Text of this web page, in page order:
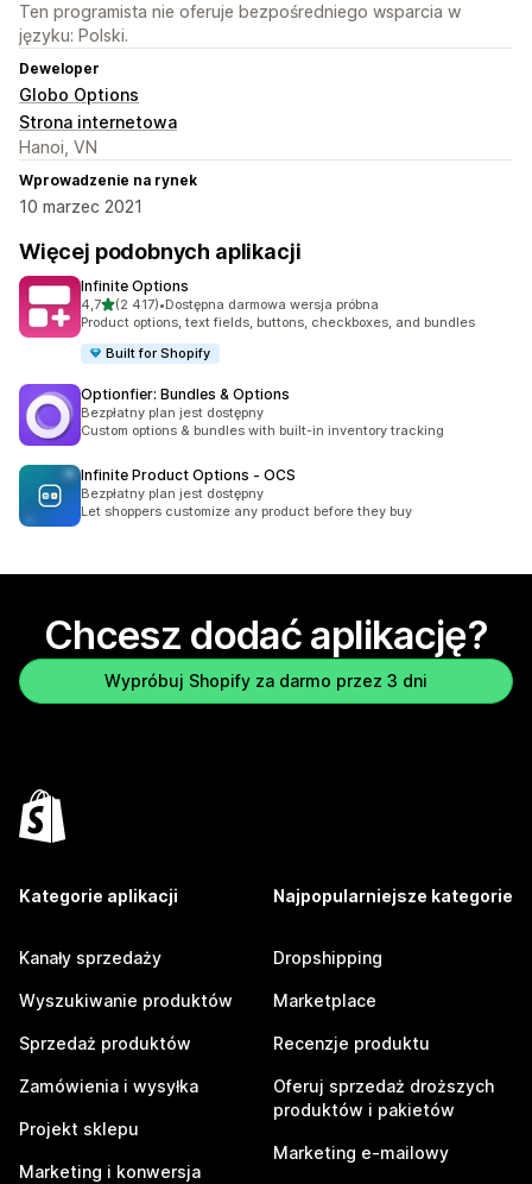
Ten programista nie oferuje bezpośredniego wsparcia w
języku: Polski.
Deweloper
Globo Options
Strona internetowa
Hanoi, VN
Wprowadzenie na rynek
10 marzec 2021
Więcej podobnych aplikacji
Infinite Options
4,7na 5 gwiazdek
(2 417)
Łączna liczba recenzji: 2417
•Dostępna darmowa wersja próbna
Product options, text fields, buttons, checkboxes, and bundles
Built for Shopify
Optionfier: Bundles & Options
Bezpłatny plan jest dostępny
Custom options & bundles with built-in inventory tracking
Infinite Product Options ‑ OCS
Bezpłatny plan jest dostępny
Let shoppers customize any product before they buy
Chcesz dodać aplikację?
Wypróbuj Shopify za darmo przez 3 dni
Kategorie aplikacji
Kanały sprzedaży
Wyszukiwanie produktów
Sprzedaż produktów
Zamówienia i wysyłka
Projekt sklepu
Marketing i konwersja
Najpopularniejsze kategorie
Dropshipping
Marketplace
Recenzje produktu
Oferuj sprzedaż droższych
produktów i pakietów
Marketing e-mailowy